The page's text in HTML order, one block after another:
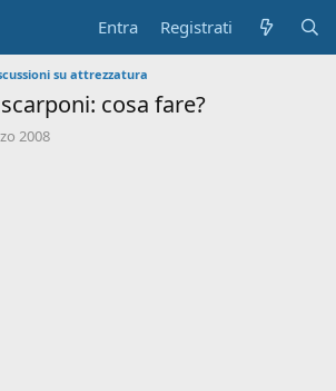
Entra Registrati
su attrezzatura
cosa fare?
2008